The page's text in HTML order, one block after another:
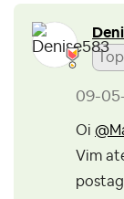
‎09-
Oi
Vim